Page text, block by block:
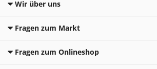
Wir über uns
Fragen zum Markt
Fragen zum Onlineshop